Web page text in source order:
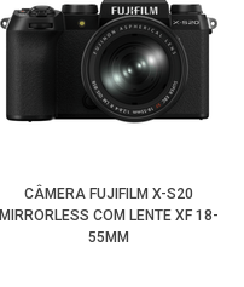
CÂMERA FUJIFILM X-S20
MIRRORLESS COM LENTE XF 18-
55MM